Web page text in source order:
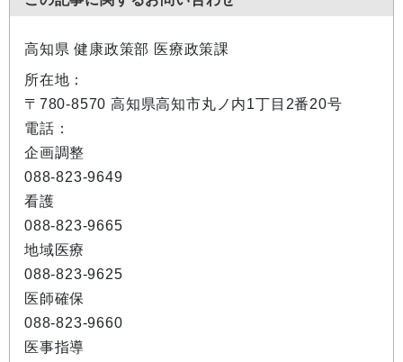
高知県 健康政策部 医療政策課
所在地：
〒780-8570 高知県高知市丸ノ内1丁目2番20号
電話：
企画調整
088-823-9649
看護
088-823-9665
地域医療
088-823-9625
医師確保
088-823-9660
医事指導